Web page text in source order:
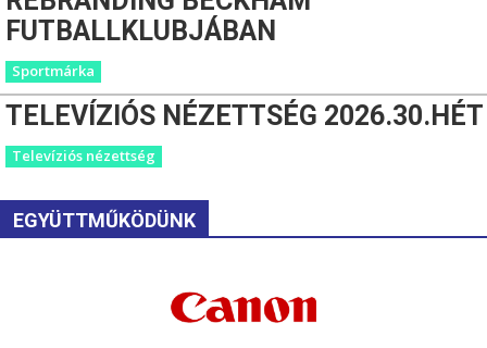
FUTBALLKLUBJÁBAN
Sportmárka
TELEVÍZIÓS NÉZETTSÉG 2026.30.HÉT
Televíziós nézettség
EGYÜTTMŰKÖDÜNK